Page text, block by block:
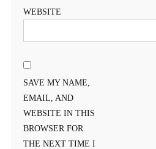
WEBSITE
SAVE MY NAME,
EMAIL, AND
WEBSITE IN THIS
BROWSER FOR
THE NEXT TIME I